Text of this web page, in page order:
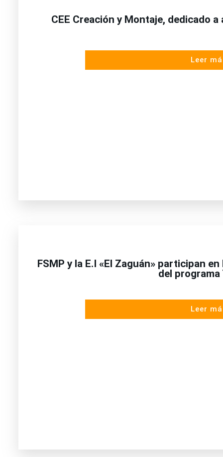
CEE Creación y Montaje, dedicado
Leer
FSMP y la E.I «El Zaguán» participan
del programa
Leer